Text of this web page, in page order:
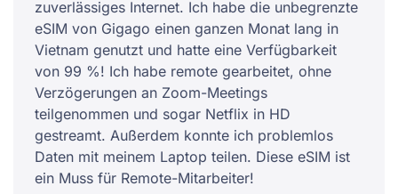
zuverlässiges Internet. Ich habe die unbegrenzte
eSIM von Gigago einen ganzen Monat lang in
Vietnam genutzt und hatte eine Verfügbarkeit
von 99 %! Ich habe remote gearbeitet, ohne
Verzögerungen an Zoom-Meetings
teilgenommen und sogar Netflix in HD
gestreamt. Außerdem konnte ich problemlos
Daten mit meinem Laptop teilen. Diese eSIM ist
ein Muss für Remote-Mitarbeiter!